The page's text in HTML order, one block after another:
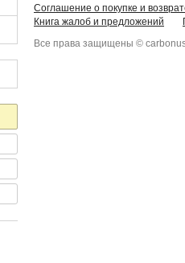
Соглашение о покупке и
Книга жалоб и предложений
Все права защищены ©